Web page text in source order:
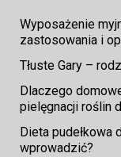
Wyposażenie
zastosowania i
Tłuste Gary –
Dlaczego
pielęgnacji roślin
Dieta
wprowadzić?